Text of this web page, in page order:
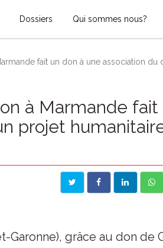
Dossiers Qui sommes nous?
fait un don à une association du
à Marmande fait
projet
Garonne), grâce au don de